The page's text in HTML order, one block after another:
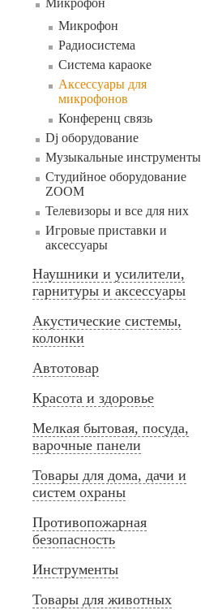
Микрофон
Микрофон
Радиосистема
Система караоке
Аксессуары для
микрофонов
Конференц связь
Dj оборудование
Музыкальные инструменты
Студийное оборудование
ZOOM
Телевизоры и все для них
Игровые приставки и
аксессуары
Наушники и усилители,
гарнитуры и аксессуары
Акустические системы,
колонки
Автотовар
Красота и здоровье
Мелкая бытовая, посуда,
варочные панели
Товары для дома, дачи и
систем охраны
Противопожарная
безопасность
Инструменты
Товары для животных